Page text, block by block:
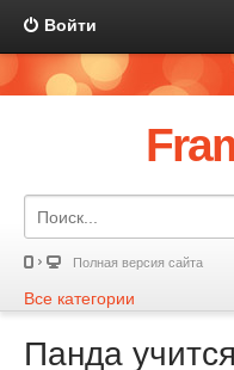
Войти
Полная версия сайта
Все категории
Панда